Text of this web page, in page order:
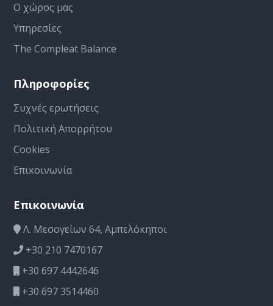
Ο χώρος μας
Υπηρεσίες
The Compleat Balance
Πληροφορίες
Συχνές ερωτήσεις
Πολιτική Απορρήτου
Cookies
Επικοινωνία
Επικοινωνία
Λ. Μεσογείων 64, Αμπελόκηποι
+30 210 7470167
+30 697 4442646
+30 697 3514460